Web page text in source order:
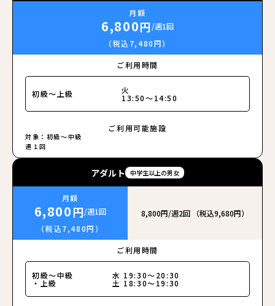
月額
6,800円/週1回
（税込7,480円）
ご利用時間
初級〜上級 火
13:50～14:50
ご利用可能施設
対象：初級〜中級
週１回
アダルト 中学生以上の男女
月額
6,800円/週1回
（税込7,480円）
8,800円/週2回 （税込9,680円）
ご利用時間
初級〜中級
・上級
水 19:30～20:30
土 18:30～19:30